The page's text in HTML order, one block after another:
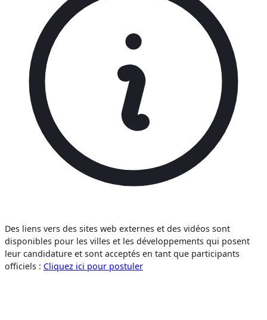
Des liens vers des sites web externes et des vidéos sont
disponibles pour les villes et les développements qui posent
leur candidature et sont acceptés en tant que participants
officiels : Cliquez ici pour postuler